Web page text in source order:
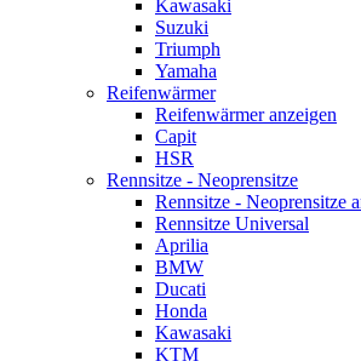
Kawasaki
Suzuki
Triumph
Yamaha
Reifenwärmer
Reifenwärmer anzeigen
Capit
HSR
Rennsitze - Neoprensitze
Rennsitze - Neoprensitze
Rennsitze Universal
Aprilia
BMW
Ducati
Honda
Kawasaki
KTM